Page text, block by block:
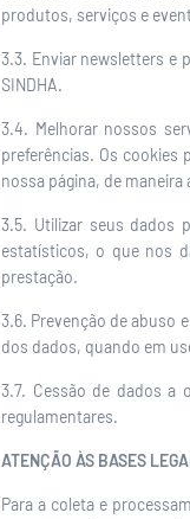
produtos, serviços e
3.3. Enviar newsletters e
SINDHA.
3.4. Melhorar nossos
preferências. Os cookies
nossa página, de
3.5. Utilizar seus dados
estatísticos, o que nos
prestação.
3.6. Prevenção de abuso
dos dados, quando em
3.7. Cessão de dados a
regulamentares.
ATENÇÃO ÀS BASES
Para a coleta e